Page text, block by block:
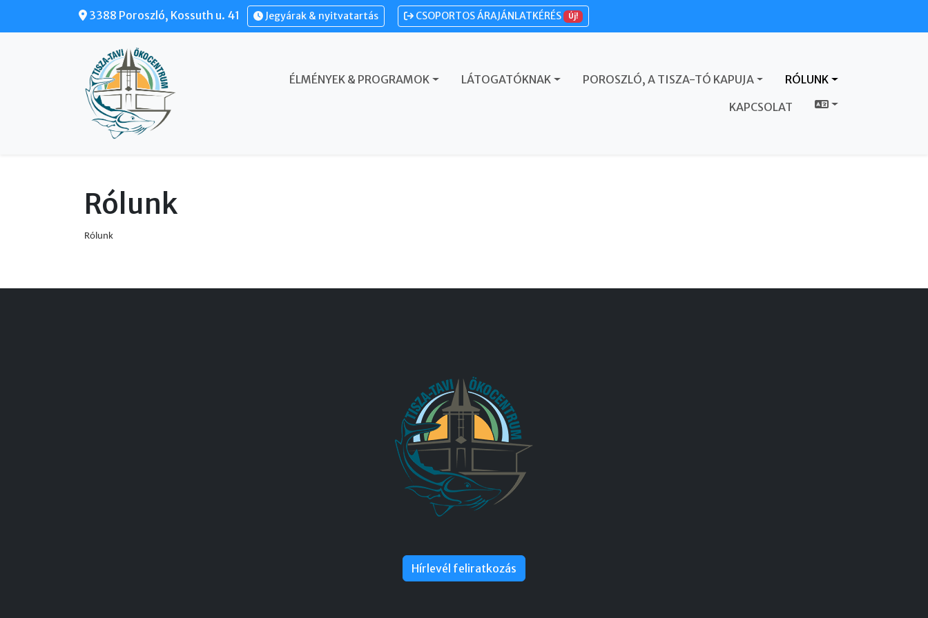
Ugrás a tartalomra
3388 Poroszló, Kossuth u. 41 Jegyárak & nyitvatartás CSOPORTOS ÁRAJÁNLATKÉRÉS Új!
FŐ NAVIGÁCIÓÉLMÉNYEK & PROGRAMOK LÁTOGATÓKNAK POROSZLÓ, A TISZA-TÓ KAPUJA
RÓLUNK
KAPCSOLAT
Rólunk
Rólunk
Hírlevél feliratkozás